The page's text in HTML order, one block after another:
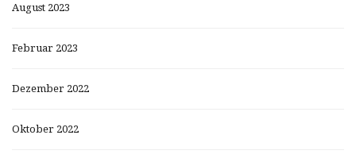
August 2023
Februar 2023
Dezember 2022
Oktober 2022